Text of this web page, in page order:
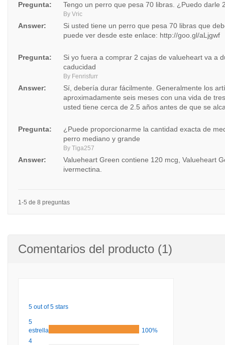
Pregunta: Tengo un perro que pesa 70 libras. ¿Puedo darle
By Vric
Answer:
Si usted tiene un perro que pesa 70 libras que
puede ver desde este enlace: http://goo.gl/aLjgwf
Pregunta:
Si yo fuera a comprar 2 cajas de valueheart va a
caducidad
By Fenrisfurr
Answer:
Sí, debería durar fácilmente. Generalmente los
aproximadamente seis meses con una vida de
usted tiene cerca de 2.5 años antes de que se
Pregunta:
¿Puede proporcionarme la cantidad exacta de
perro mediano y grande
By Tiga257
Answer:
Valueheart Green contiene 120 mcg, Valueheart
ivermectina.
1-5 de 8 preguntas
Comentarios del producto (1)
5 out of 5 stars
5
estrellas
100%
4